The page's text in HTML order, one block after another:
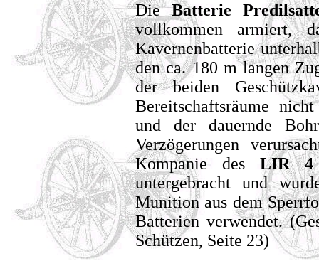
DieBatterie
vollkommen armiert,
Kavernenbatterie
den ca. 180 m langen
der beiden
Bereitschaftsräume
und der dauernde
Verzögerungen
Kompanie des LIR 4
untergebracht und
Munition aus dem
Batterien verwendet.
Schützen, Seite 23)